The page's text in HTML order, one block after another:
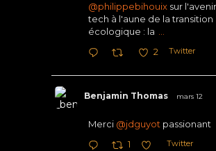
@philippebihouix sur
tech à l'aune de la transition
écologique : la
2 Twitter
Benjamin Thomas mars 12
Merci @jdguyot passionant
1 Twitter